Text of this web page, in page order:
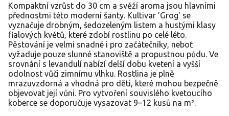
Kompaktní vzrůst do 30 cm a svěží aroma jsou hlavními
přednostmi této moderní šanty. Kultivar 'Grog' se
vyznačuje drobným, šedozeleným listem a hustými klasy
fialových květů, které zdobí rostlinu po celé léto.
Pěstování je velmi snadné i pro začátečníky, neboť
vyžaduje pouze slunné stanoviště a propustnou půdu. Ve
srovnání s levandulí nabízí delší dobu kvetení a vyšší
odolnost vůči zimnímu vlhku. Rostlina je plně
mrazuvzdorná a vhodná pro děti, které mohou bezpečně
objevovat její vůni. Pro vytvoření souvislého kvetoucího
koberce se doporučuje vysazovat 9–12 kusů na m².